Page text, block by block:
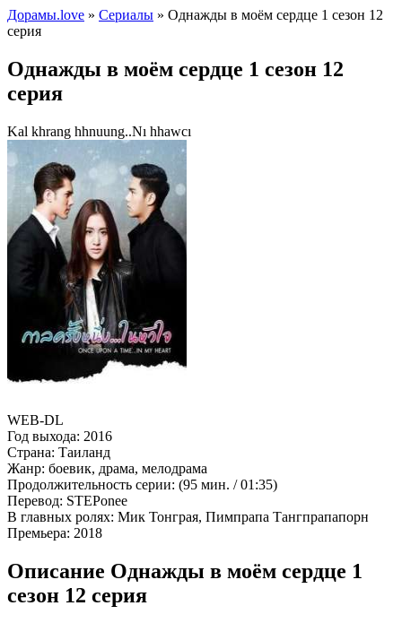
Дорамы.love » Сериалы » Однажды в моём сердце 1 сезон 12
серия
Однажды в моём сердце 1 сезон 12
серия
Kal khrang hhnuung..Nı hhawcı
WEB-DL
Год выхода: 2016
Страна: Таиланд
Жанр: боевик, драма, мелодрама
Продолжительность серии: (95 мин. / 01:35)
Перевод: STEPonee
В главных ролях: Мик Тонграя, Пимпрапа Тангпрапапорн
Премьера: 2018
Описание Однажды в моём сердце 1
сезон 12 серия